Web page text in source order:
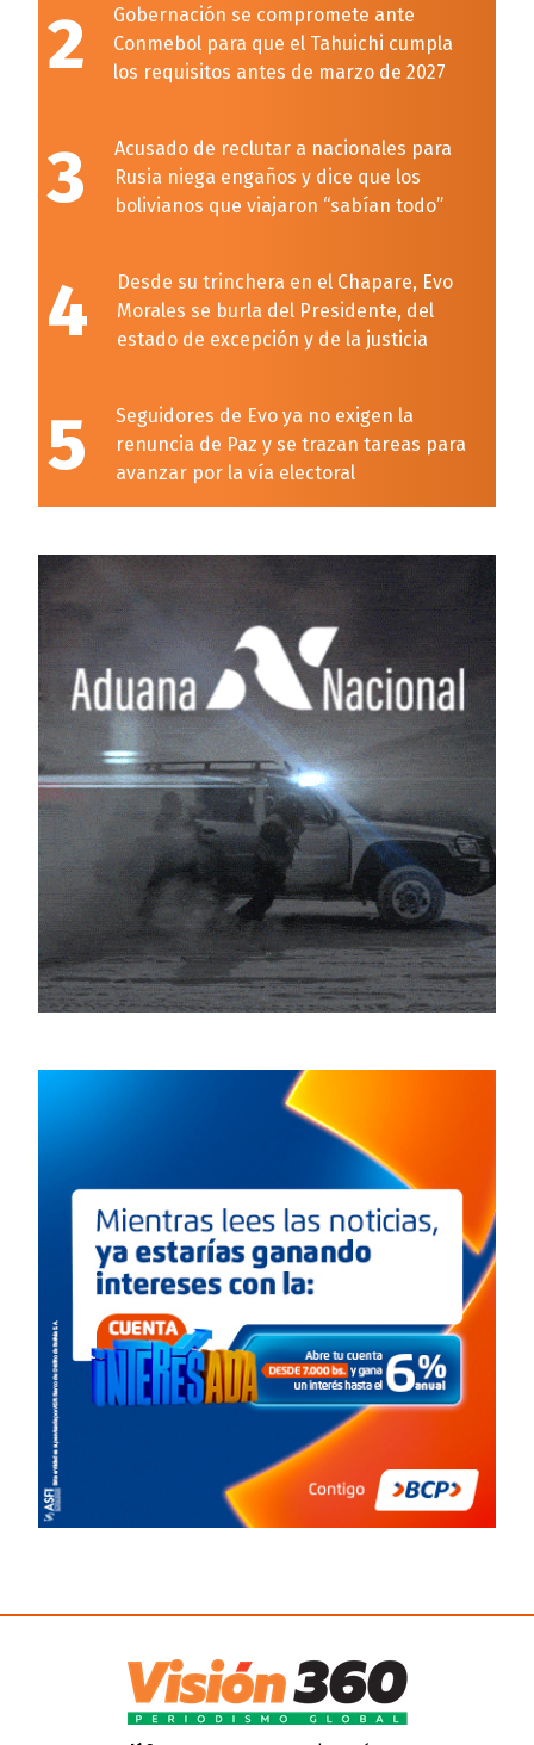
2
Gobernación se compromete ante
Conmebol para que el Tahuichi cumpla
los requisitos antes de marzo de 2027
3
Acusado de reclutar a nacionales para
Rusia niega engaños y dice que los
bolivianos que viajaron “sabían todo”
4
Desde su trinchera en el Chapare, Evo
Morales se burla del Presidente, del
estado de excepción y de la justicia
5
Seguidores de Evo ya no exigen la
renuncia de Paz y se trazan tareas para
avanzar por la vía electoral